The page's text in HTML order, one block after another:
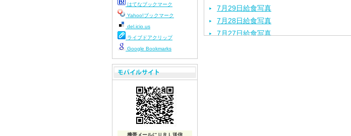
7月29日給食写真
7月28日給食写真
7月27日給食写真
はてなブックマーク
Yahoo!ブックマーク
del.icio.us
ライブドアクリップ
Google Bookmarks
携帯メールにＵＲＬ送信